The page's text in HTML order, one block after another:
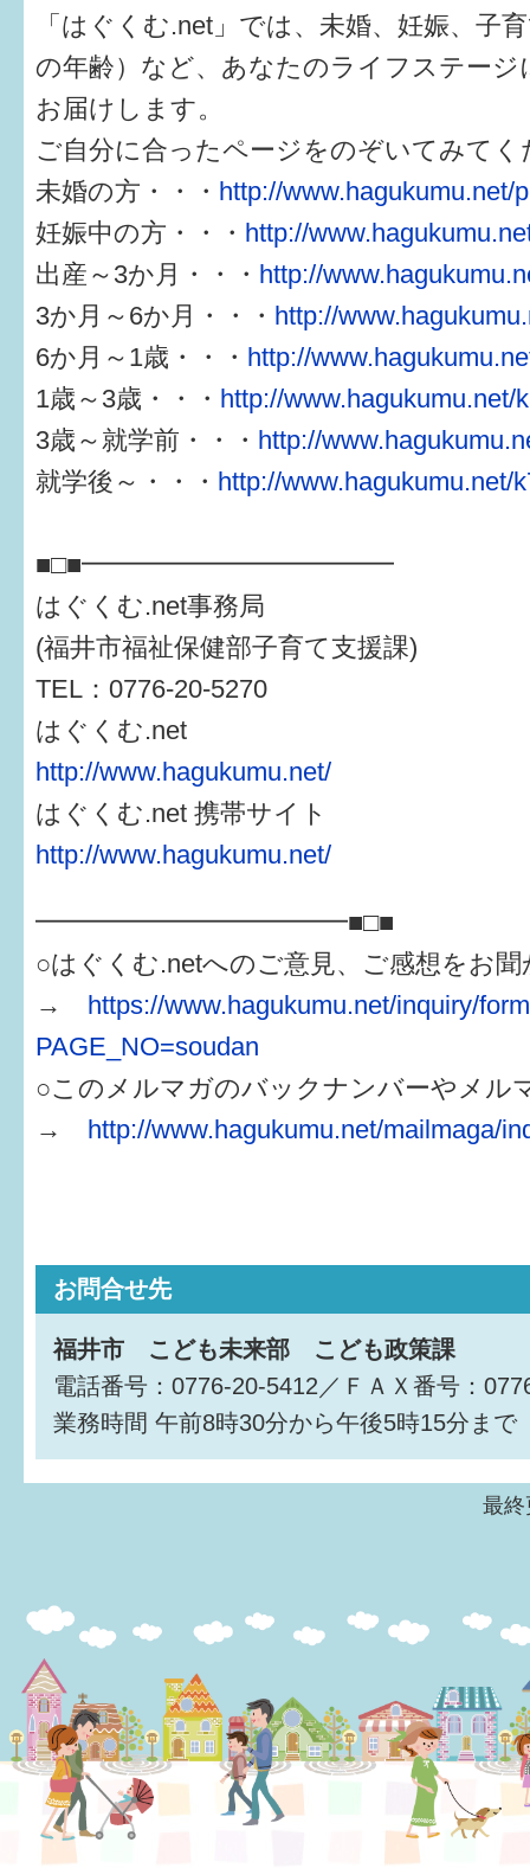
「はぐくむ.net」では、未婚、妊娠、子
の年齢）など、あなたのライフステージ
お届けします。
ご自分に合ったページをのぞいてみてく
未婚の方・・・ http://www.hagukumu.net/
妊娠中の方・・・ http://
出産～3か月・・・ http://
3か月～6か月・・・ http://
6か月～1歳・・・ http://
1歳～3歳・・・ http://www.hagukumu.net/
3歳～就学前・・・ http://
就学後～・・・ http://www.hagukumu.net/
■□■━━━━━━━━━━━━
はぐくむ.net事務局
(福井市福祉保健部子育て支援課)
TEL：0776-20-5270
はぐくむ.net
http://www.hagukumu.net/
はぐくむ.net 携帯サイト
http://www.hagukumu.net/
━━━━━━━━━━━━■□■
○はぐくむ.netへのご意見、ご感想をお
→ https://www.hagukumu.net/inquiry/
PAGE_NO=soudan
○このメルマガのバックナンバーやメル
→ http://www.hagukumu.net/mailmaga/
お問合せ先
福井市 こども未来部 こども政策課
電話番号：0776-20-5412／ＦＡＸ番号：
業務時間 午前8時30分から午後5時15分まで
最終